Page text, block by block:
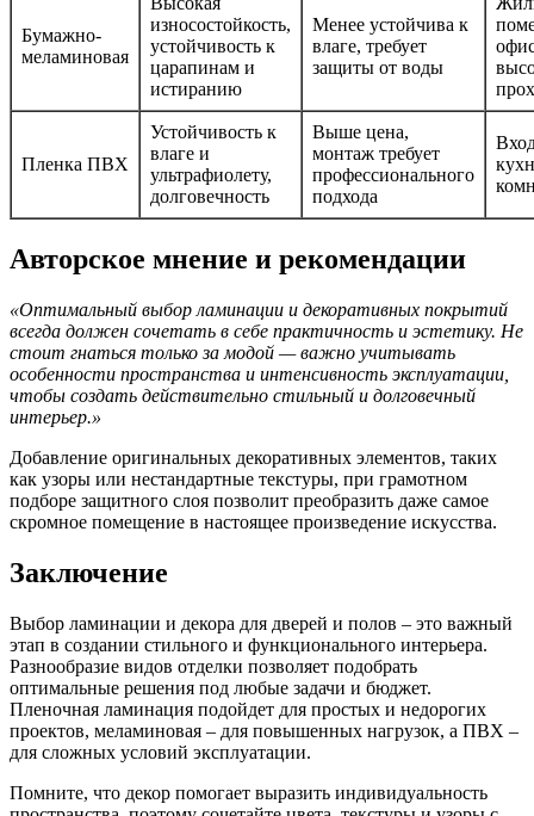
Бумажно-
меламиновая
износостойкость,
устойчивость к
царапинам и
истиранию
Менее устойчива к
влаге, требует
защиты от воды
Пленка ПВХ
Устойчивость к
влаге и
ультрафиолету,
долговечность
Выше цена,
монтаж требует
профессионального
подхода
Авторское мнение и рекомендации
«Оптимальный выбор ламинации и декоративных покрытий
всегда должен сочетать в себе практичность и эстетику. Не
стоит гнаться только за модой — важно учитывать
особенности пространства и интенсивность эксплуатации,
чтобы создать действительно стильный и долговечный
интерьер.»
Добавление оригинальных декоративных элементов, таких
как узоры или нестандартные текстуры, при грамотном
подборе защитного слоя позволит преобразить даже самое
скромное помещение в настоящее произведение искусства.
Заключение
Выбор ламинации и декора для дверей и полов – это важный
этап в создании стильного и функционального интерьера.
Разнообразие видов отделки позволяет подобрать
оптимальные решения под любые задачи и бюджет.
Пленочная ламинация подойдет для простых и недорогих
проектов, меламиновая – для повышенных нагрузок, а ПВХ –
для сложных условий эксплуатации.
Помните, что декор помогает выразить индивидуальность